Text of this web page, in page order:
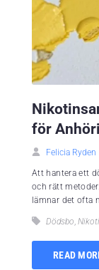
för
Felicia Ryden
Att hantera ett
och rätt
lämnar det ofta
Dödsbo,
READ